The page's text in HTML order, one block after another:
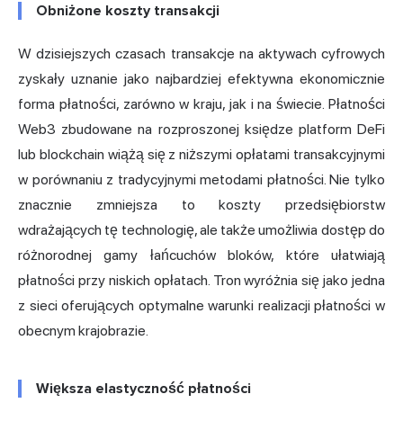
Obniżone koszty transakcji
W dzisiejszych czasach transakcje na aktywach cyfrowych
zyskały uznanie jako najbardziej efektywna ekonomicznie
forma płatności, zarówno w kraju, jak i na świecie. Płatności
Web3 zbudowane na rozproszonej księdze platform DeFi
lub blockchain wiążą się z niższymi opłatami transakcyjnymi
w porównaniu z tradycyjnymi metodami płatności. Nie tylko
znacznie zmniejsza to koszty przedsiębiorstw
wdrażających tę technologię, ale także umożliwia dostęp do
różnorodnej gamy łańcuchów bloków, które ułatwiają
płatności przy niskich opłatach. Tron wyróżnia się jako jedna
z sieci oferujących optymalne warunki realizacji płatności w
obecnym krajobrazie.
Większa elastyczność płatności